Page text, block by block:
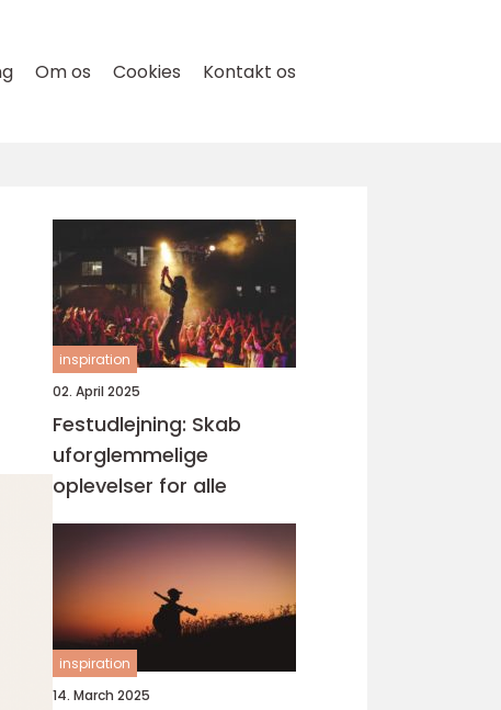
Om os Cookies Kontakt os
inspiration
02. April 2025
Festudlejning: Skab
uforglemmelige
oplevelser for alle
inspiration
14. March 2025